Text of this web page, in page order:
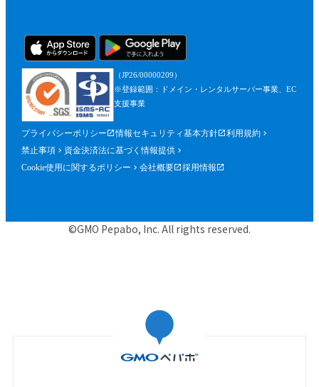
（JP26/00000209）
※登録範囲：ドメイン・レンタルサーバー事業、EC
支援事業
プライバシーポリシー 情報セキュリティ基本方針
利用規約
禁止事項
資金決済法に基づく情報提供
Cookie使用に関するポリシー
会社概要 採用情報
©GMO Pepabo, Inc. All rights reserved.